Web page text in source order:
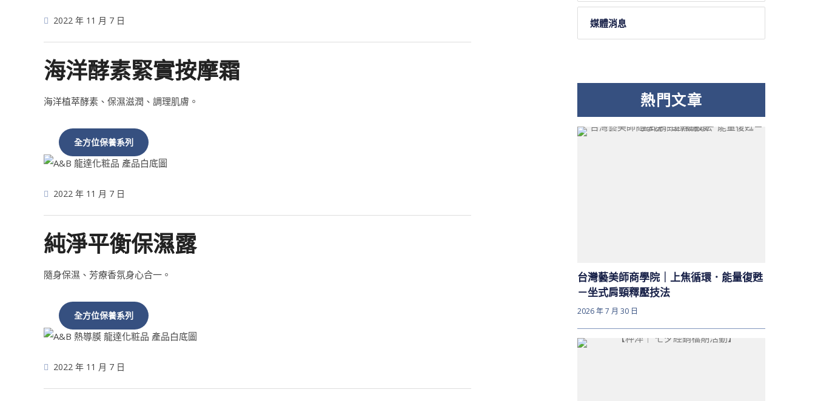
2022 年 11 月 7 日
海洋酵素緊實按摩霜
海洋植萃酵素、保濕滋潤、調理肌膚。
全方位保養系列
2022 年 11 月 7 日
純淨平衡保濕露
隨身保濕、芳療香氛身心合一。
全方位保養系列
2022 年 11 月 7 日
媒體消息
熱門文章
台灣藝美師商學院｜上焦循環．能量復甦
－坐式肩頸釋壓技法
2026 年 7 月 30 日